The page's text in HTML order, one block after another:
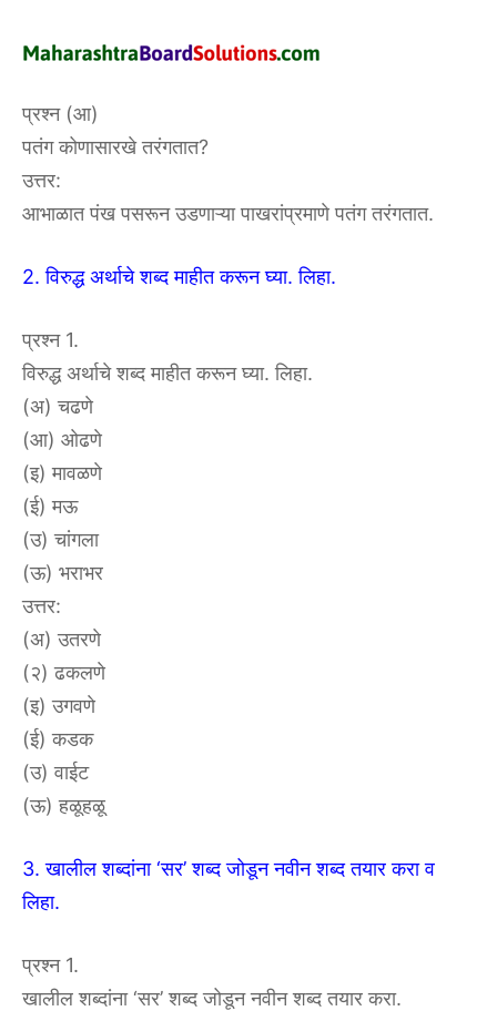
प्रश्न (आ)
पतंग कोणासारखे तरंगतात?
उत्तर:
आभाळात पंख पसरून उडणाऱ्या पाखरांप्रमाणे पतंग तरंगतात.
2. विरुद्ध अर्थाचे शब्द माहीत करून घ्या. लिहा.
प्रश्न 1.
विरुद्ध अर्थाचे शब्द माहीत करून घ्या. लिहा.
(अ) चढणे
(आ) ओढणे
(इ) मावळणे
(ई) मऊ
(उ) चांगला
(ऊ) भराभर
उत्तर:
(अ) उतरणे
(२) ढकलणे
(इ) उगवणे
(ई) कडक
(उ) वाईट
(ऊ) हळूहळू
3. खालील शब्दांना ‘सर’ शब्द जोडून नवीन शब्द तयार करा व
लिहा.
प्रश्न 1.
खालील शब्दांना ‘सर’ शब्द जोडून नवीन शब्द तयार करा.